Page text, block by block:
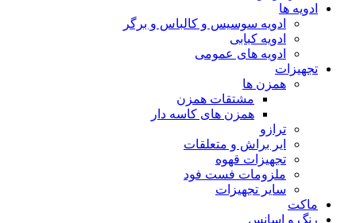
ادویه ها
ادویه سوسیس و کالباس و برگر
ادویه کبابی
ادویه های عمومی
تجهیزات
همزن ها
مشتقات همزن
همزن های کاسه دار
ترازو
ایر براش و متعلقات
تجهیزات قهوه
ملزومات فست فود
سایر تجهیزات
ماکت
رنگ و اسانس